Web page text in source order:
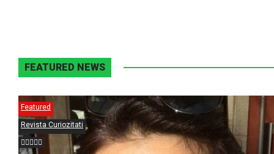
FEATURED NEWS
Featured
Revista Curiozitati